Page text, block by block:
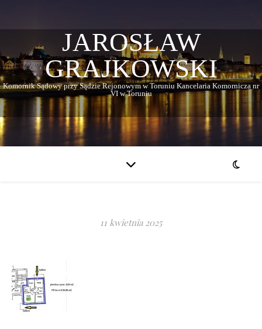
JAROSŁAW
GRAJKOWSKI
Komornik Sądowy przy Sądzie Rejonowym w Toruniu Kancelaria Komornicza nr
VI w Toruniu
11 kwietnia 2025